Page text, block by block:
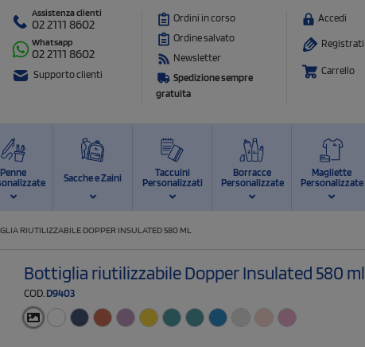
Assistenza clienti
02 2111 8602
Whatsapp
02 2111 8602
Supporto clienti
Ordini in corso
Ordine salvato
Newsletter
Spedizione sempre
gratuita
Accedi
Registrati
Carrello
Penne
Sacche e Zaini
Taccuini
Personalizzati
Borracce
Personalizzate
Magliette
Personalizzate
RIUTILIZZABILE DOPPER INSULATED 580 ML
Bottiglia riutilizzabile Dopper Insulated 580 ml
COD. D9403